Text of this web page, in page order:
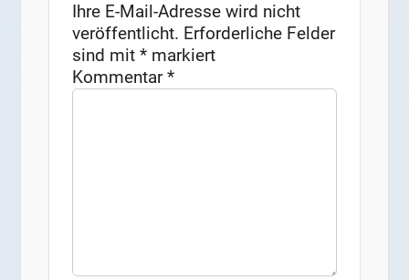
Ihre E-Mail-Adresse wird nicht
veröffentlicht. Erforderliche Felder
sind mit* markiert
Kommentar*